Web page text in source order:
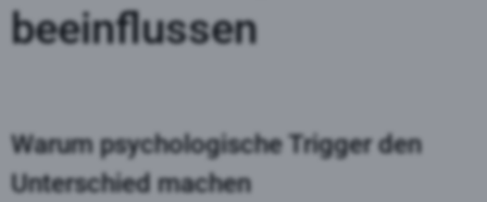
beeinflussen
Warum psychologische Trigger den
Unterschied machen